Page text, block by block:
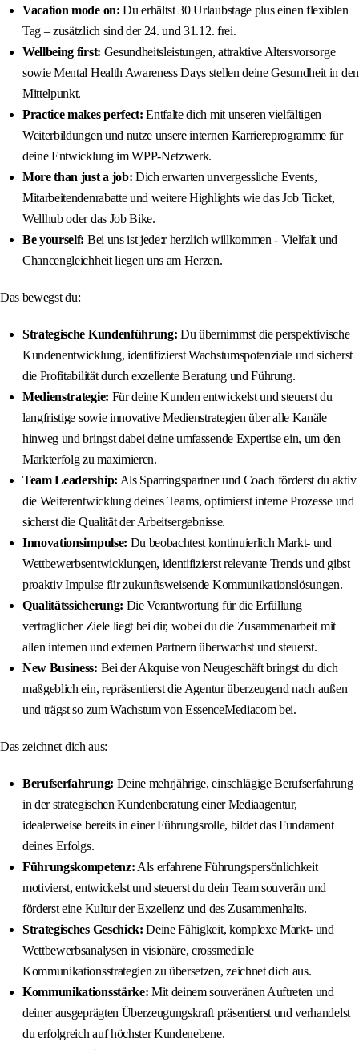
Vacation mode on: Du erhältst 30 Urlaubstage plus einen flexiblen
Tag – zusätzlich sind der 24. und 31.12. frei.
Wellbeing first: Gesundheitsleistungen, attraktive Altersvorsorge
sowie Mental Health Awareness Days stellen deine Gesundheit in den
Mittelpunkt.
Practice makes perfect: Entfalte dich mit unseren vielfältigen
Weiterbildungen und nutze unsere internen Karriereprogramme für
deine Entwicklung im WPP-Netzwerk.
More than just a job: Dich erwarten unvergessliche Events,
Mitarbeitendenrabatte und weitere Highlights wie das Job Ticket,
Wellhub oder das Job Bike.
Be yourself: Bei uns ist jede:r herzlich willkommen - Vielfalt und
Chancengleichheit liegen uns am Herzen.
Das bewegst du:
Strategische Kundenführung: Du übernimmst die perspektivische
Kundenentwicklung, identifizierst Wachstumspotenziale und sicherst
die Profitabilität durch exzellente Beratung und Führung.
Medienstrategie: Für deine Kunden entwickelst und steuerst du
langfristige sowie innovative Medienstrategien über alle Kanäle
hinweg und bringst dabei deine umfassende Expertise ein, um den
Markterfolg zu maximieren.
Team Leadership: Als Sparringspartner und Coach förderst du aktiv
die Weiterentwicklung deines Teams, optimierst interne Prozesse und
sicherst die Qualität der Arbeitsergebnisse.
Innovationsimpulse: Du beobachtest kontinuierlich Markt- und
Wettbewerbsentwicklungen, identifizierst relevante Trends und gibst
proaktiv Impulse für zukunftsweisende Kommunikationslösungen.
Qualitätssicherung: Die Verantwortung für die Erfüllung
vertraglicher Ziele liegt bei dir, wobei du die Zusammenarbeit mit
allen internen und externen Partnern überwachst und steuerst.
New Business: Bei der Akquise von Neugeschäft bringst du dich
maßgeblich ein, repräsentierst die Agentur überzeugend nach außen
und trägst so zum Wachstum von EssenceMediacom bei.
Das zeichnet dich aus:
Berufserfahrung: Deine mehrjährige, einschlägige Berufserfahrung
in der strategischen Kundenberatung einer Mediaagentur,
idealerweise bereits in einer Führungsrolle, bildet das Fundament
deines Erfolgs.
Führungskompetenz: Als erfahrene Führungspersönlichkeit
motivierst, entwickelst und steuerst du dein Team souverän und
förderst eine Kultur der Exzellenz und des Zusammenhalts.
Strategisches Geschick: Deine Fähigkeit, komplexe Markt- und
Wettbewerbsanalysen in visionäre, crossmediale
Kommunikationsstrategien zu übersetzen, zeichnet dich aus.
Kommunikationsstärke: Mit deinem souveränen Auftreten und
deiner ausgeprägten Überzeugungskraft präsentierst und verhandelst
du erfolgreich auf höchster Kundenebene.